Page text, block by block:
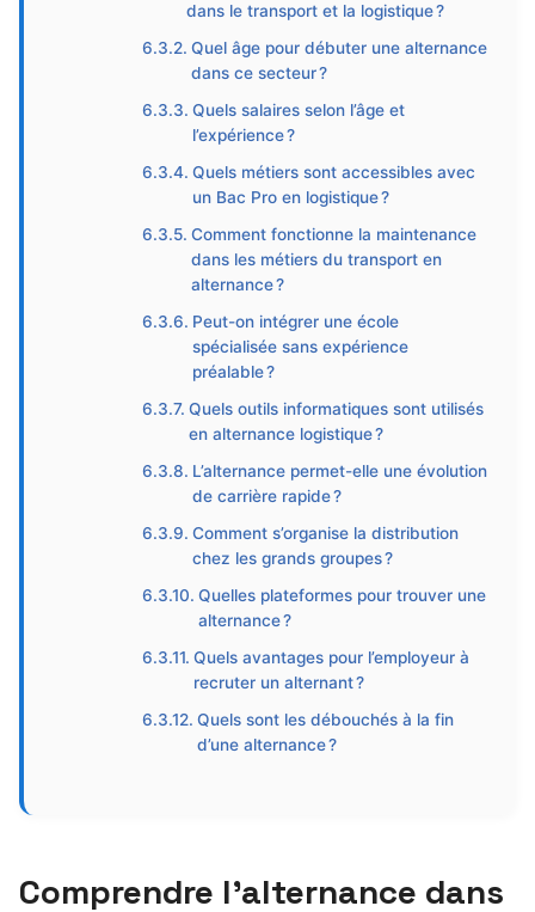
dans le transport et la logistique ?
Quel âge pour débuter une alternance
dans ce secteur ?
Quels salaires selon l’âge et
l’expérience ?
Quels métiers sont accessibles avec
un Bac Pro en logistique ?
Comment fonctionne la maintenance
dans les métiers du transport en
alternance ?
Peut-on intégrer une école
spécialisée sans expérience
préalable ?
Quels outils informatiques sont utilisés
en alternance logistique ?
L’alternance permet-elle une évolution
de carrière rapide ?
Comment s’organise la distribution
chez les grands groupes ?
Quelles plateformes pour trouver une
alternance ?
Quels avantages pour l’employeur à
recruter un alternant ?
Quels sont les débouchés à la fin
d’une alternance ?
Comprendre l’alternance dans